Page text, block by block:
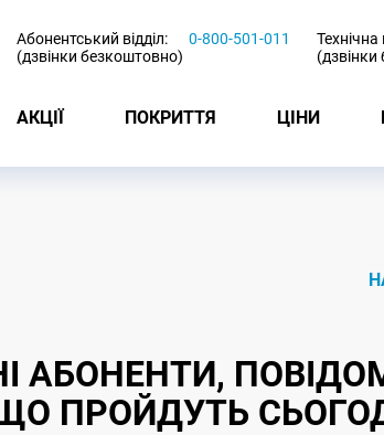
Абонентський відділ:
(дзвінки безкоштовно)
0-800-501-011
АКЦІЇ ПОКРИТТЯ ЦІНИ
АБОНЕНТИ,
ПРОЙДУТЬ